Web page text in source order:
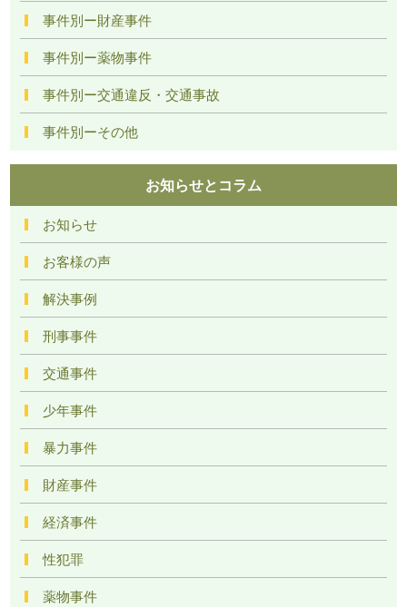
事件別ー財産事件
事件別ー薬物事件
事件別ー交通違反・交通事故
事件別ーその他
お知らせとコラム
お知らせ
お客様の声
解決事例
刑事事件
交通事件
少年事件
暴力事件
財産事件
経済事件
性犯罪
薬物事件